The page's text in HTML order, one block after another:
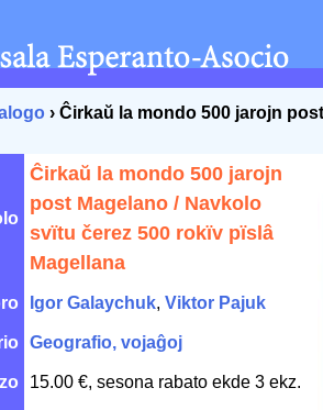
› Ĉirkaŭ la mondo 500 jarojn
Ĉirkaŭ la mondo 500 jarojn
post Magelano / Navkolo
svïtu čerez 500 rokïv pïslâ
Magellana
Igor Galaychuk, Viktor Pajuk
Geografio, vojaĝoj
15.00 €, sesona rabato ekde 3 ekz.